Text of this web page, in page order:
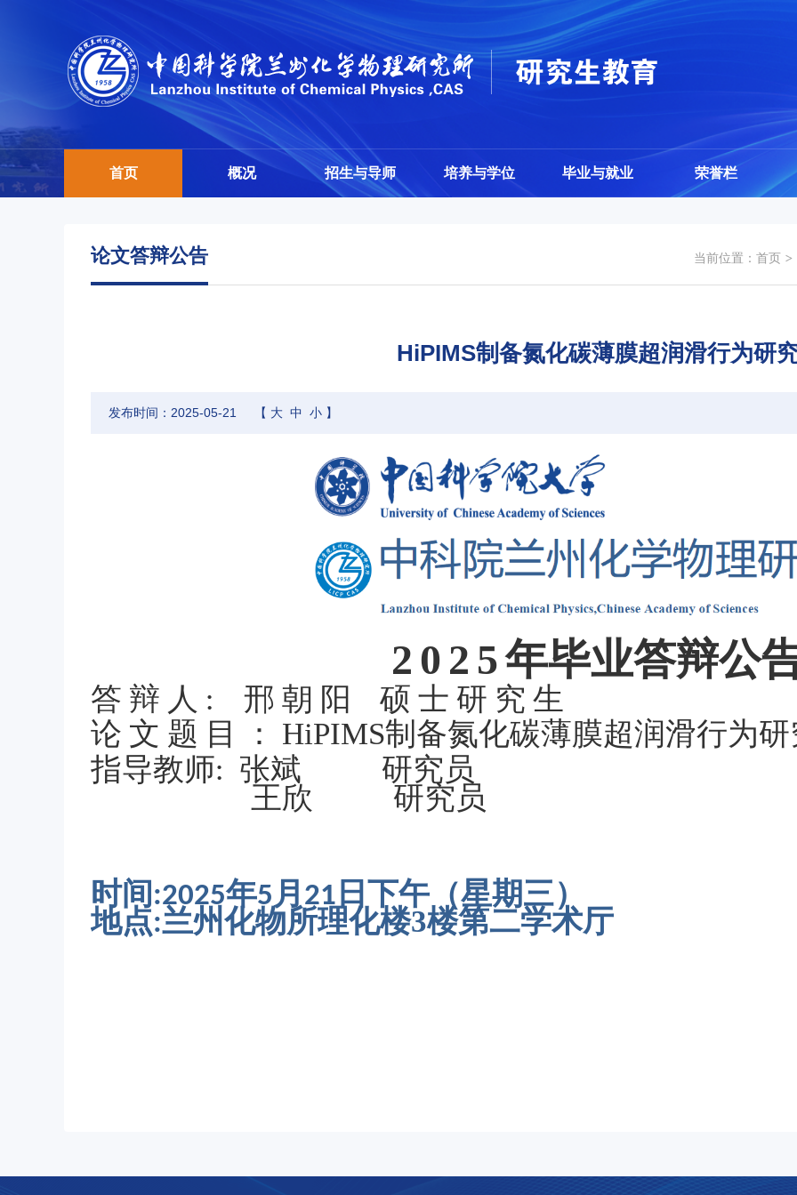
首页 概况 招生与导师 培养与学位 毕业与就业 荣誉栏
当前位置： 首页
论文答辩公告
HiPIMS制备氮化碳薄膜超润滑行为研
发布时间：2025-05-21 【 大 中 小 】
2025年毕业答辩公
答辩人 : 邢朝阳
硕士研究生
论文题目： HiPIMS制备氮化碳薄膜超润滑行为研
指导教师: 张斌 研究员
王欣 研究员
时间 :2025年5 月 21 日下午（星期三）
地点:兰州化物所理化楼3楼第二学术厅